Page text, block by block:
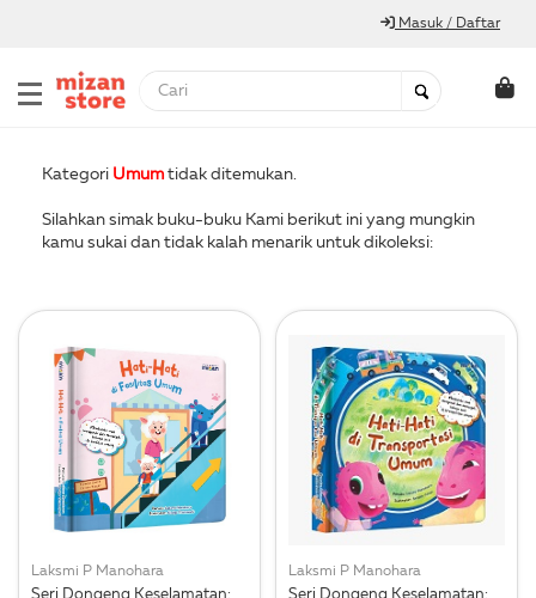
Masuk / Daftar
Kategori Umum tidak ditemukan.
Silahkan simak buku-buku Kami berikut ini yang mungkin
kamu sukai dan tidak kalah menarik untuk dikoleksi:
Laksmi P Manohara Laksmi P Manohara